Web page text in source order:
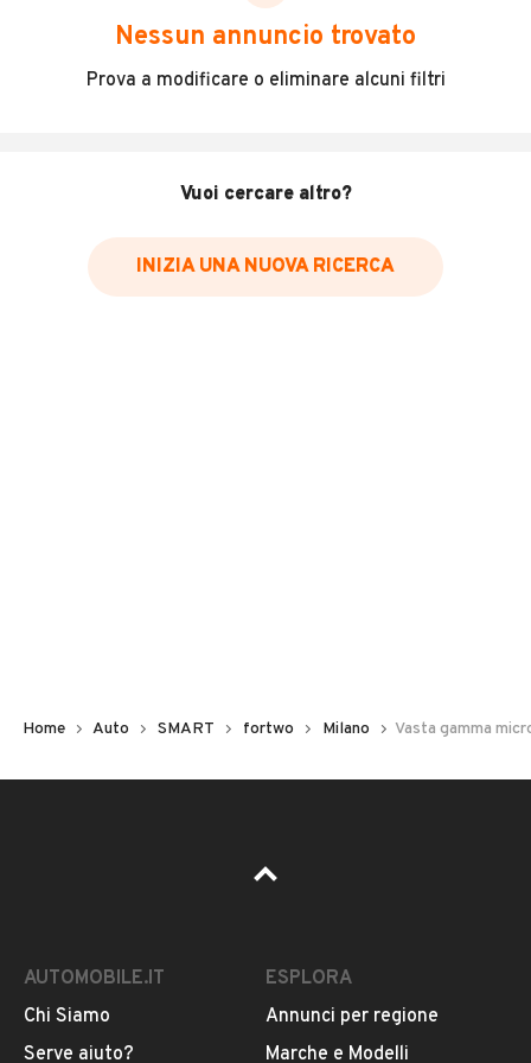
scegliere in modo trasparente e sicuro, come:
Incidenti in cui è stato coinvolto il veicolo
Data e luogo delle revisioni effettuate
Inserisci il numero di targa per verificare la disponibilità
Pubblicità
Nessun annuncio trovato
Prova a modificare o eliminare alcuni filtri
Vuoi cercare altro?
INIZIA UNA NUOVA RICERCA
Home Auto SMART fortwo Milano Vasta gamma
AUTOMOBILE.IT
Chi Siamo
Serve aiuto?
ESPLORA
Annunci per regione
Marche e Modelli